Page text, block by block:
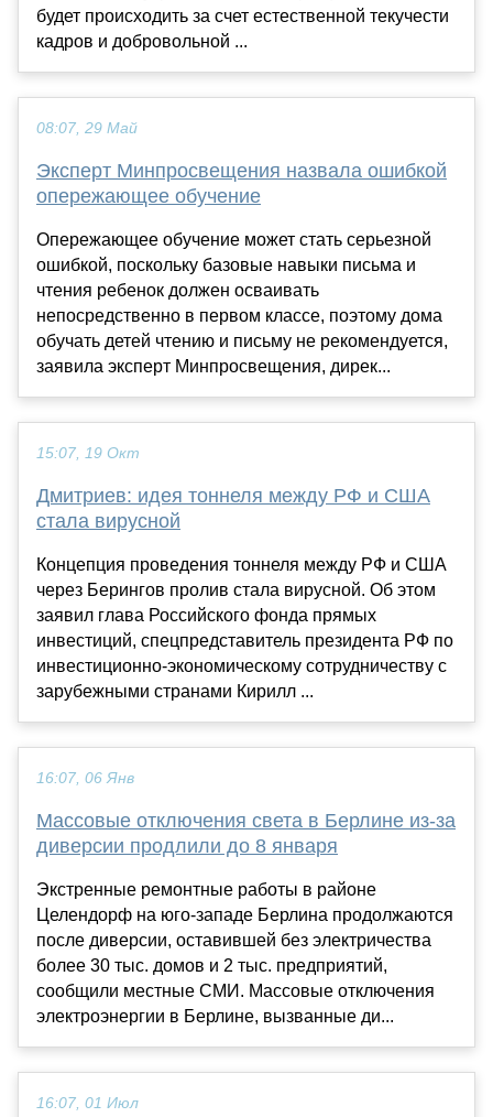
будет происходить за счет естественной текучести
кадров и добровольной ...
08:07, 29 Май
Эксперт Минпросвещения назвала ошибкой
опережающее обучение
Опережающее обучение может стать серьезной
ошибкой, поскольку базовые навыки письма и
чтения ребенок должен осваивать
непосредственно в первом классе, поэтому дома
обучать детей чтению и письму не рекомендуется,
заявила эксперт Минпросвещения, дирек...
15:07, 19 Окт
Дмитриев: идея тоннеля между РФ и США
стала вирусной
Концепция проведения тоннеля между РФ и США
через Берингов пролив стала вирусной. Об этом
заявил глава Российского фонда прямых
инвестиций, спецпредставитель президента РФ по
инвестиционно-экономическому сотрудничеству с
зарубежными странами Кирилл ...
16:07, 06 Янв
Массовые отключения света в Берлине из-за
диверсии продлили до 8 января
Экстренные ремонтные работы в районе
Целендорф на юго-западе Берлина продолжаются
после диверсии, оставившей без электричества
более 30 тыс. домов и 2 тыс. предприятий,
сообщили местные СМИ. Массовые отключения
электроэнергии в Берлине, вызванные ди...
16:07, 01 Июл